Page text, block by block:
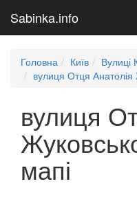
Sabinka.info
Головна Київ
Вулиці
вулиця Отця Анатолія
вулиця
мапі